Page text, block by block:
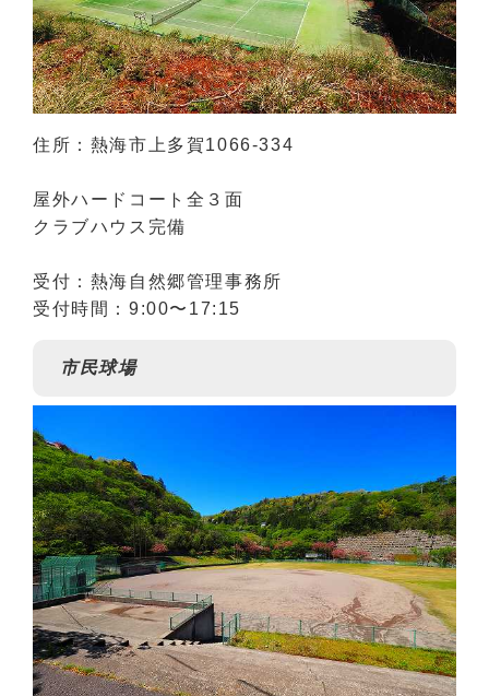
住所：熱海市上多賀1066-334
屋外ハードコート全３面
クラブハウス完備
受付：熱海自然郷管理事務所
受付時間：9:00〜17:15
市民球場